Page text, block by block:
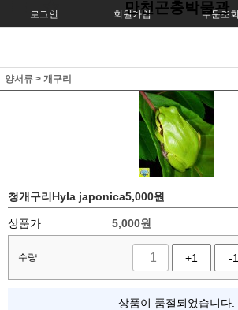
로그인 회원가입 주문조회
만천곤충박물관
양서류 > 개구리
청개구리Hyla japonica5,000원
상품가 5,000원
수량 +1 -1
상품이 품절되었습니다.